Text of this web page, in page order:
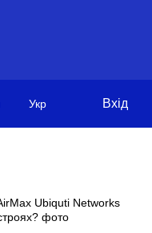
Укр Вхід